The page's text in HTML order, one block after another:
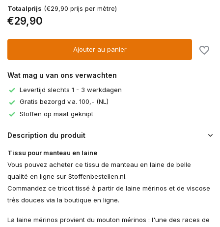
Totaalprijs (€29,90 prijs per mètre)
€29,90
Ajouter au panier
Wat mag u van ons verwachten
Levertijd slechts 1 - 3 werkdagen
Gratis bezorgd v.a. 100,- (NL)
Stoffen op maat geknipt
Description du produit
Tissu pour manteau en laine
Vous pouvez acheter ce tissu de manteau en laine de belle
qualité en ligne sur Stoffenbestellen.nl.
Commandez ce tricot tissé à partir de laine mérinos et de viscose
très douces via la boutique en ligne.
La laine mérinos provient du mouton mérinos : l'une des races de